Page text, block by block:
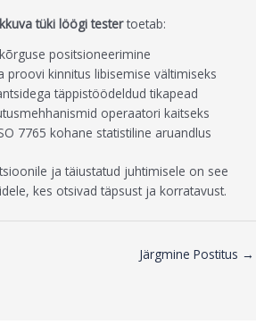
tüki löögi testertoetab:
positsioneerimine
proovi kinnitus libisemise vältimiseks
täppistöödeldud tikapead
operaatori kaitseks
7765 kohane statistiline aruandlus
ja täiustatud juhtimisele on see
kes otsivad täpsust ja korratavust.
Järgmine Postitus →